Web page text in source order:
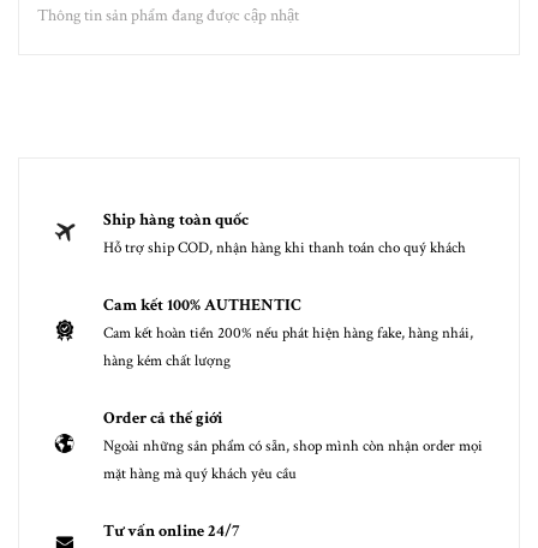
Thông tin sản phẩm đang được cập nhật
Ship hàng toàn quốc
Hỗ trợ ship COD, nhận hàng khi thanh toán cho quý khách
Cam kết 100% AUTHENTIC
Cam kết hoàn tiền 200% nếu phát hiện hàng fake, hàng nhái,
hàng kém chất lượng
Order cả thế giới
Ngoài những sản phẩm có sẵn, shop mình còn nhận order mọi
mặt hàng mà quý khách yêu cầu
Tư vấn online 24/7